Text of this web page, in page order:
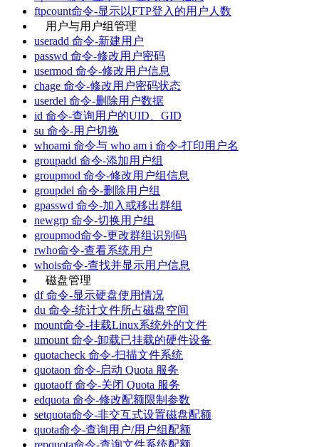
ftpcount命令-显示以FTP登入的用户人数
用户与用户组管理
useradd 命令-新建用户
passwd 命令-修改用户密码
usermod 命令-修改用户信息
chage 命令-修改用户密码状态
userdel 命令-删除用户数据
id 命令-查询用户的UID、GID
su 命令-用户切换
whoami 命令与 who am i 命令-打印用户名
groupadd 命令-添加用户组
groupmod 命令-修改用户组信息
groupdel 命令-删除用户组
gpasswd 命令-加入或移出群组
newgrp 命令-切换用户组
groupmod命令-更改群组识别码
rwho命令-查看系统用户
whois命令-查找并显示用户信息
磁盘管理
df 命令-显示硬盘使用情况
du 命令-统计文件所占磁盘空间
mount命令-挂载Linux系统外的文件
umount 命令-卸载已挂载的硬件设备
quotacheck 命令-扫描文件系统
quotaon 命令-启动 Quota 服务
quotaoff 命令-关闭 Quota 服务
edquota 命令-修改配额限制参数
setquota命令-非交互式设置磁盘配额
quota命令-查询用户/用户组配额